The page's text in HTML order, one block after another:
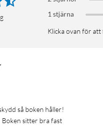
Wake
1 stjärna
Klicka ovan för
skydd så boken håller!
Boken sitter bra fast